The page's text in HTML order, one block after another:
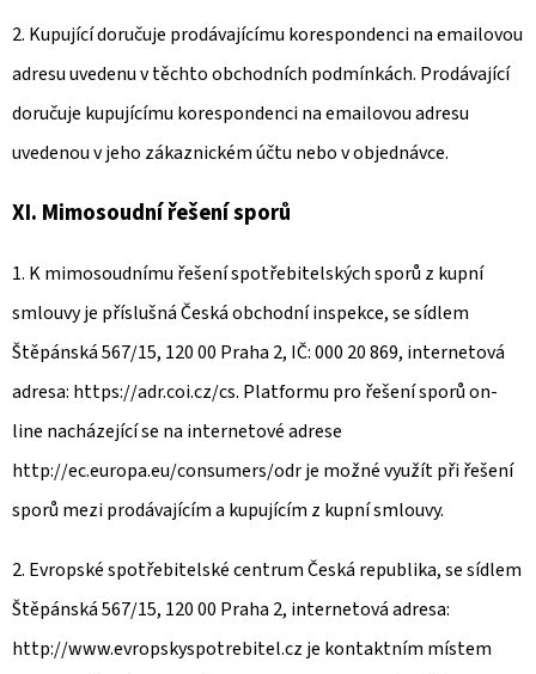
2. Kupující doručuje prodávajícímu korespondenci na emailovou
adresu uvedenu v těchto obchodních podmínkách. Prodávající
doručuje kupujícímu korespondenci na emailovou adresu
uvedenou v jeho zákaznickém účtu nebo v objednávce.
XI. Mimosoudní řešení sporů
1. K mimosoudnímu řešení spotřebitelských sporů z kupní
smlouvy je příslušná Česká obchodní inspekce, se sídlem
Štěpánská 567/15, 120 00 Praha 2, IČ: 000 20 869, internetová
adresa: https://adr.coi.cz/cs. Platformu pro řešení sporů on-
line nacházející se na internetové adrese
http://ec.europa.eu/consumers/odr je možné využít při řešení
sporů mezi prodávajícím a kupujícím z kupní smlouvy.
2. Evropské spotřebitelské centrum Česká republika, se sídlem
Štěpánská 567/15, 120 00 Praha 2, internetová adresa:
http://www.evropskyspotrebitel.cz je kontaktním místem